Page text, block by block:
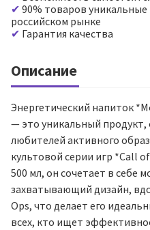
90% товаров
российском рынке
Гарантия качества
Описание
Энергетический напиток
— это уникальный продукт,
любителей активного
культовой серии игр *Call
500 мл, он сочетает в себе
захватывающий дизайн,
Ops, что делает его
всех, кто ищет